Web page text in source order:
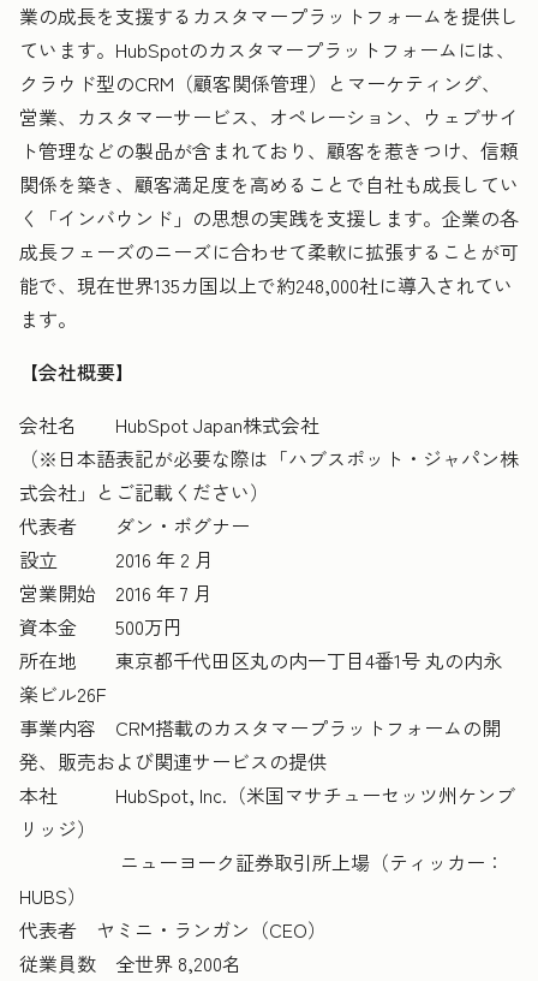
業の成長を支援するカスタマープラットフォームを提供し
ています。HubSpotのカスタマープラットフォームには、
クラウド型のCRM（顧客関係管理）とマーケティング、
営業、カスタマーサービス、オペレーション、ウェブサイ
ト管理などの製品が含まれており、顧客を惹きつけ、信頼
関係を築き、顧客満足度を高めることで自社も成長してい
く「インバウンド」の思想の実践を支援します。企業の各
成長フェーズのニーズに合わせて柔軟に拡張することが可
能で、現在世界135カ国以上で約248,000社に導入されてい
ます。
【会社概要】
会社名 HubSpot Japan株式会社
（※日本語表記が必要な際は「ハブスポット・ジャパン株
式会社」とご記載ください）
代表者 ダン・ボグナー
設立 2016 年 2 月
営業開始 2016 年 7 月
資本金 500万円
所在地 東京都千代田区丸の内一丁目4番1号 丸の内永
楽ビル26F
事業内容 CRM搭載のカスタマープラットフォームの開
発、販売および関連サービスの提供
本社 HubSpot, Inc.（米国マサチューセッツ州ケンブ
リッジ）
ニューヨーク証券取引所上場（ティッカー：
HUBS）
代表者 ヤミニ・ランガン（CEO）
従業員数 全世界 8,200名